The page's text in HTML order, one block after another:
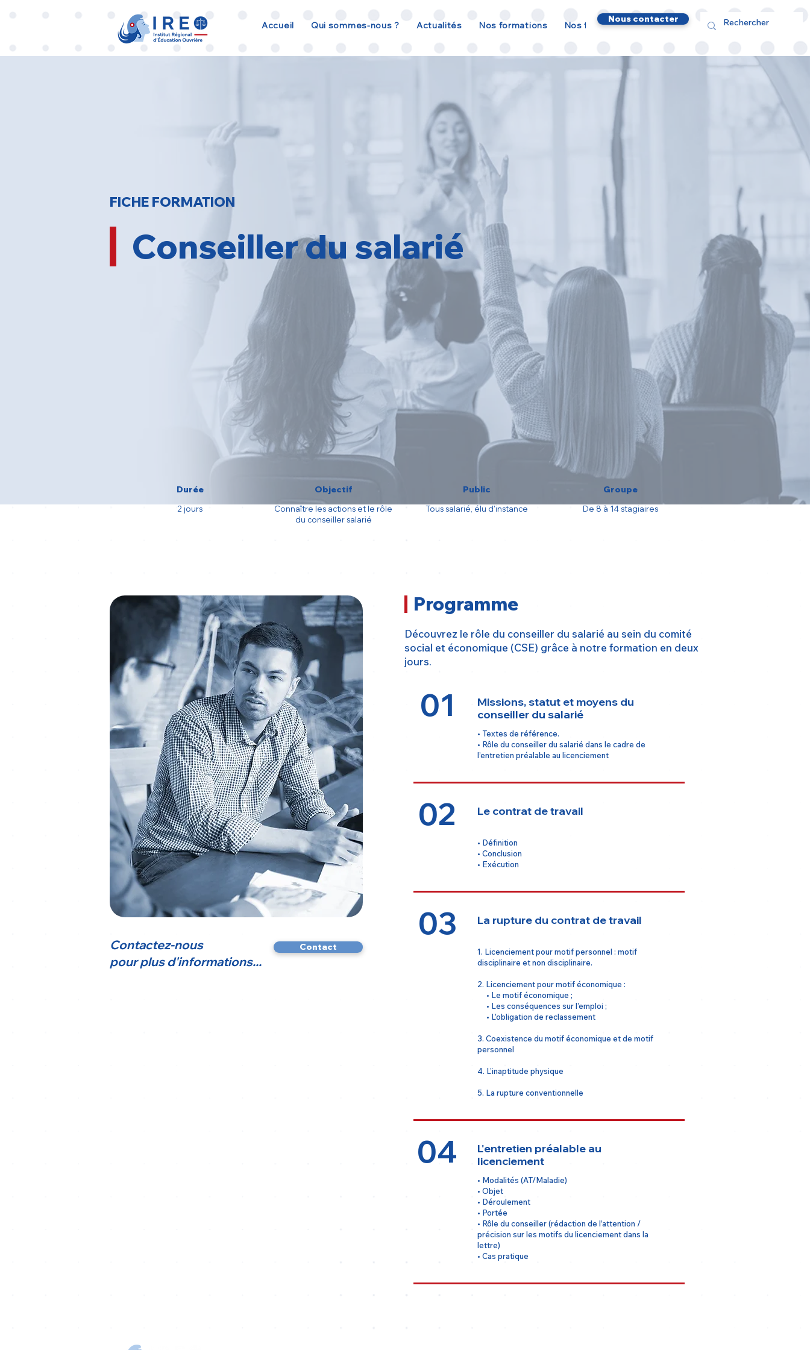
Accueil Qui sommes-nous ? Actualités Nos formations Nos formateurs
Nous contacter
FICHE FORMATION
Conseiller du salarié
Durée
2 jours
Objectif
Connaître les actions et le rôle
du conseiller salarié
Public
Tous salarié, élu d'instance
Groupe
De 8 à 14 stagiaires
Contactez-nous
pour plus d'informations...
Contact
Programme
Découvrez le rôle du conseiller du salarié au sein du comité
social et économique (CSE) grâce à notre formation en deux
jours.​
01
Missions, statut et moyens du
conseiller du salarié
• Textes de référence.
• Rôle du conseiller du salarié dans le cadre de
l’entretien préalable au licenciement
02 Le contrat de travail
• Définition
• Conclusion
• Exécution
03 La rupture du contrat de travail
1. Licenciement pour motif personnel : motif
disciplinaire et non disciplinaire.
2. Licenciement pour motif économique :
• Le motif économique ;
• Les conséquences sur l’emploi ;
• L’obligation de reclassement
3. Coexistence du motif économique et de motif
personnel
4. L’inaptitude physique
5. La rupture conventionnelle
04
L'entretien préalable au
licenciement
• Modalités (AT/Maladie)
• Objet
• Déroulement
• Portée
• Rôle du conseiller (rédaction de l’attention /
précision sur les motifs du licenciement dans la
lettre)
• Cas pratique